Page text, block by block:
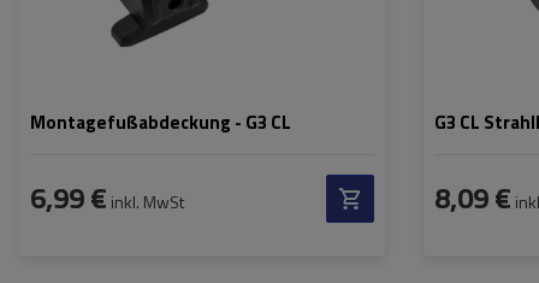
Montagefußabdeckung - G3 CL
6,99 € inkl. MwSt
G3 CL
8,09 €